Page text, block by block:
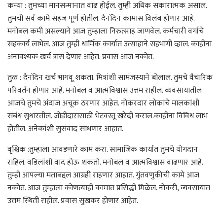
कन्या : तुमच्या मानसन्मानात वाढ होईल. तुम्ही अधिक सकारात्मक असाल.
तुमची सर्व कामे सहज पूर्ण होतील. दैनंदिन कामास विलंब होणार आहे.
मनोबल कमी असल्याने आज तुम्हाला निरुत्साह जाणवेल. कर्मचारी वर्गाचे
सहकार्य लाभेल. आज तुम्ही धार्मिक कार्यात उत्साहाने सहभागी व्हाल. काहींना
अनावश्यक खर्च त्रास देणार आहेत. प्रवास आज नकोत.
तुळ : दैनंदिन खर्च भागवू शकता. मित्रांशी सामंजस्याने बोलाल. तुमचे वैचारिक
परिवर्तन होणार आहे. मनोबल व आत्मविश्वास उत्तम राहील. व्यवसायातील
आजचे तुमचे अंदाज अचूक ठरणार आहेत. नोकरदार लोकांचे मालकांशी
संबंध सुधारतील. जोडीदारासाठी भेटवस्तू खरेदी कराल.काहींना विविध लाभ
होतील. अनेकांशी सुसंवाद साधणार आहात.
वृश्चिक :तुम्हाला आवडणारे काम करा. सामाजिक कार्यात तुमचे योगदान
राहिल. वडिलांशी वाद होऊ शकतो. मनोबल व आत्मविश्वास वाढणार आहे.
तुम्ही आपल्या मताबद्दल आग्रही राहणार आहात. गुंतवणुकीची कामे आज
नकोत. आज तुम्हाला कोणत्याही कामात प्रसिद्धी मिळेल. नोकरी, व्यवसायात
उत्तम स्थिती राहील. प्रवास सुखकर होणार आहेत.